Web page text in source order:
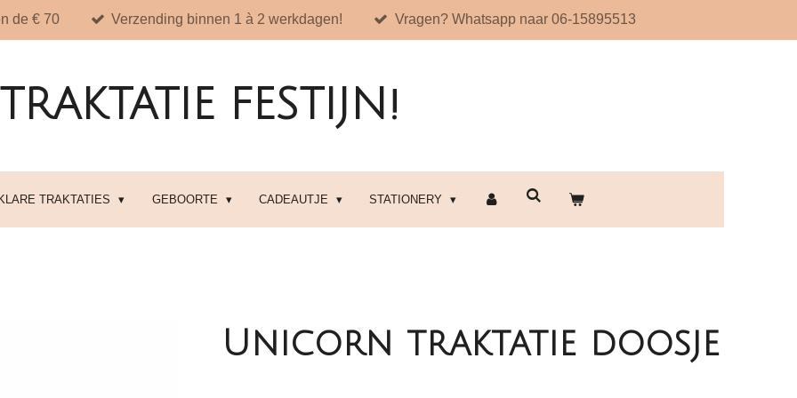
de € 70 Verzending binnen 1 à 2 werkdagen! Vragen? Whatsapp naar 06-15895513
TRAKTATIE FESTIJN!
TRAKTATIES GEBOORTE CADEAUTJE STATIONERY
Unicorn traktatie doosje